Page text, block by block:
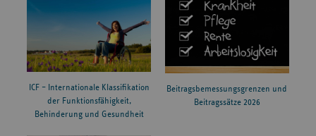
ICF – Internationale Klassifikation
der Funktionsfähigkeit,
Behinderung und Gesundheit
Beitragsbemessungsgrenzen und
Beitragssätze 2026